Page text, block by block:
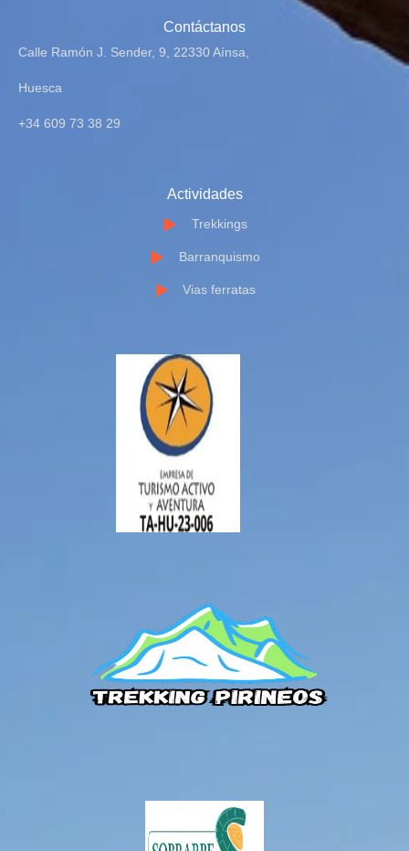
Contáctanos
Calle Ramón J. Sender, 9, 22330 Aínsa,
Huesca
+34 609 73 38 29
Actividades
Trekkings
Barranquismo
Vias ferratas